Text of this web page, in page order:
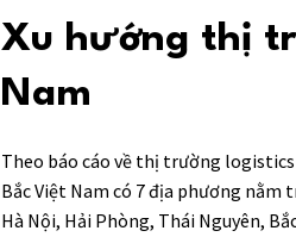
Xu hướng thị
Nam
Theo báo cáo về thị trường
Bắc Việt Nam có 7 địa phương nằm
Hà Nội, Hải Phòng, Thái Nguyên,